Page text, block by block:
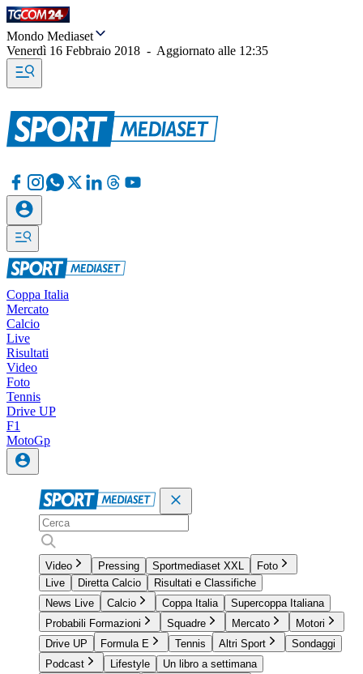
Mondo Mediaset
Venerdì 16 Febbraio 2018 - Aggiornato alle 12:35
Coppa Italia
Mercato
Calcio
Live
Risultati
Video
Foto
Tennis
Drive UP
F1
MotoGp
Video Pressing Sportmediaset XXL
Foto
Live
Diretta Calcio
Risultati e Classifiche
News Live
Calcio Coppa Italia
Supercoppa Italiana
Probabili Formazioni
Squadre Mercato
Motori
Drive UP
Formula E Tennis Altri Sport
Sondaggi
Podcast
Lifestyle
Un libro a settimana